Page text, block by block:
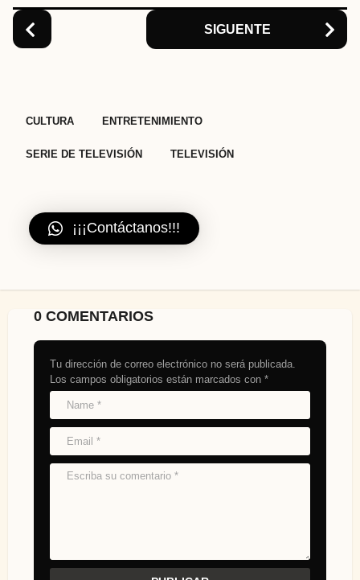
n
SIGUENTE
CULTURA ENTRETENIMIENTO
SERIE DE TELEVISIÓN TELEVISIÓN
¡¡¡Contáctanos!!!
0 COMENTARIOS
Tu dirección de correo electrónico no será publicada.
Los campos obligatorios están marcados con *